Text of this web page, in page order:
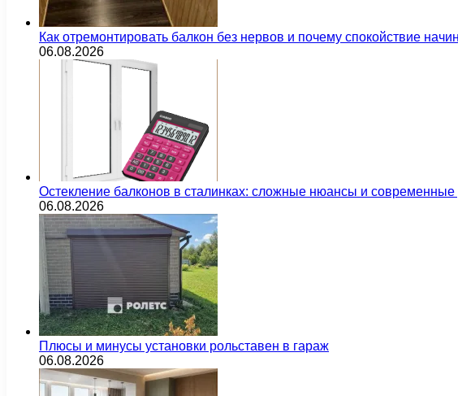
Как отремонтировать балкон без нервов и почему спокойствие
06.08.2026
Остекление балконов в сталинках: сложные нюансы и
06.08.2026
Плюсы и минусы установки рольставен в гараж
06.08.2026